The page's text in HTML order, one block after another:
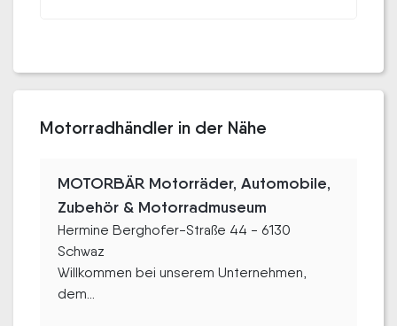
Motorradhändler in der Nähe
MOTORBÄR Motorräder, Automobile,
Zubehör & Motorradmuseum
Hermine Berghofer-Straße 44 - 6130
Schwaz
Willkommen bei unserem Unternehmen,
dem...